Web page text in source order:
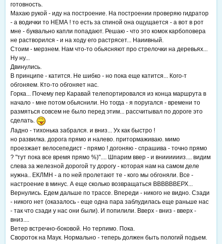
готовность.
Махаю рукой - иду на построение. На построении проверяю гидратор
- а водички то НЕМА ! то есть за спиной она ощущается - а вот в рот
мне - буквально капли попадают. Решаю - что это комок карбоповера
не растворился - и на ходу его растрясет... Наиивный.
Стоим - мерзнем. Нам что-то обьясняют про стрелочки на деревьях...
Ну ну...
Двинулись.
В принципе - катится. Не шибко - но пока еще катится... Кого-т
обгоняем. Кто-то обгоняет нас.
Горка... Почему пер Каравай телепортировался из конца маршрута в
начало - мне потом обьяснили. Но тогда - я поругался - времени то
размяться совсем не было перед этим... рассчитывал по дороге это
сделать.
Ладно - тихонька забрался. и вниз... Ух как быстро !
но развилка. дорога прямо и налево. притормаживаю. мимо
проезжает велосепедист - прямо ! догоняю - спрашива - точно прямо
? "тут пока все время прямо %)".... Шпарим ввер - и внииииииз.... видим
слева за железной дорогой ту дорогу - которая нам на самом деле
нужна.. ЕКЛМН - а по ней пролетают те - кого мы обгоняли. Все -
настроение в минус. А еще сколько возвращаться ВВВВВВЕРХ...
Вернулись. Едем дальше по трассе. Впереди - никого не видно. Сзади
- никого нет (оказалось - еще одна пара заблудилась еще раньше нас
- так что сзади у нас они были). И попилили. Вверх - вниз - вверх -
вниз....
Ветер встречно-боковой. Но терпимо. Пока.
Свороток на Маук. Нормально - теперь должен быть пологий подьем.